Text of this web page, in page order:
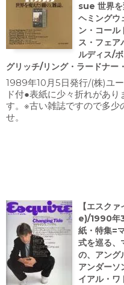
sue 世界を
ヘミングウ
ン・コール
ス・フェア
ルディス/
グリッチ/リング・ラードナー
1989年10月5日発行/(株)ユ
ド付●表紙に少々折れがあ
す。※古い雑誌ですので多少
せ。
【エスク
e)/1990年
紙・特集=
式を巡る
の、アング
アンダーソ
イアル・ワ